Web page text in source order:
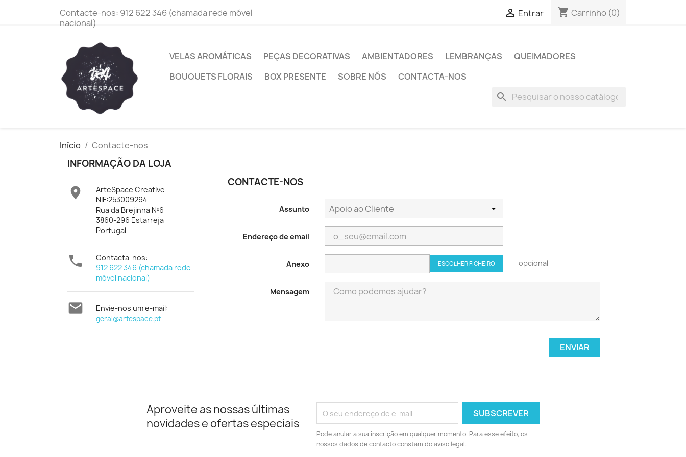
Contacte-nos: 912 622 346 (chamada rede móvel
nacional)
 Entrar shopping_cart Carrinho (0)
VELAS AROMÁTICAS PEÇAS DECORATIVAS AMBIENTADORES LEMBRANÇAS
QUEIMADORES
BOUQUETS FLORAIS
BOX PRESENTE SOBRE NÓS CONTACTA-NOS
search
Início Contacte-nos
INFORMAÇÃO DA LOJA

ArteSpace Creative
NIF:253009294
Rua da Brejinha Nº6
3860-296 Estarreja
Portugal

Contacta-nos:
912 622 346 (chamada rede
móvel nacional)
 Envie-nos um e-mail:
geral@artespace.pt
CONTACTE-NOS
Assunto
Endereço de email
Anexo ESCOLHER FICHEIRO opcional
Mensagem
Aproveite as nossas últimas
novidades e ofertas especiais
Pode anular a sua inscrição em qualquer momento. Para esse efeito, os
nossos dados de contacto constam do aviso legal.